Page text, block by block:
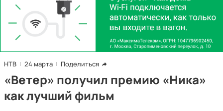
НТВ 24 марта Поделиться
«Ветер» получил премию «Ника»
как лучший фильм